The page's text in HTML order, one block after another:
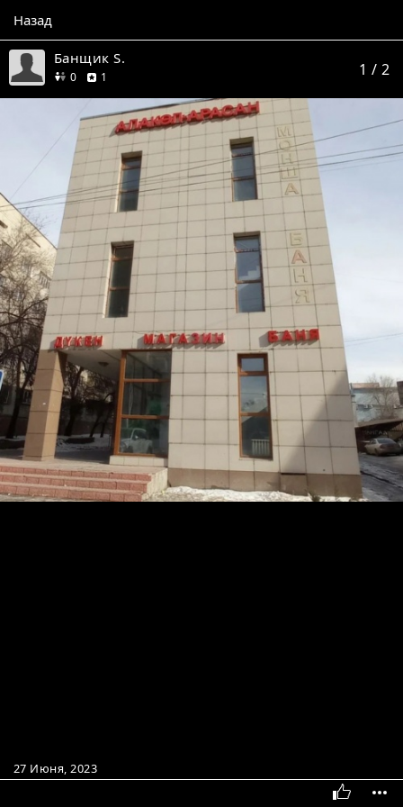
Назад
Банщик S.
0друзей
1 1 / 2
27 Июня, 2023